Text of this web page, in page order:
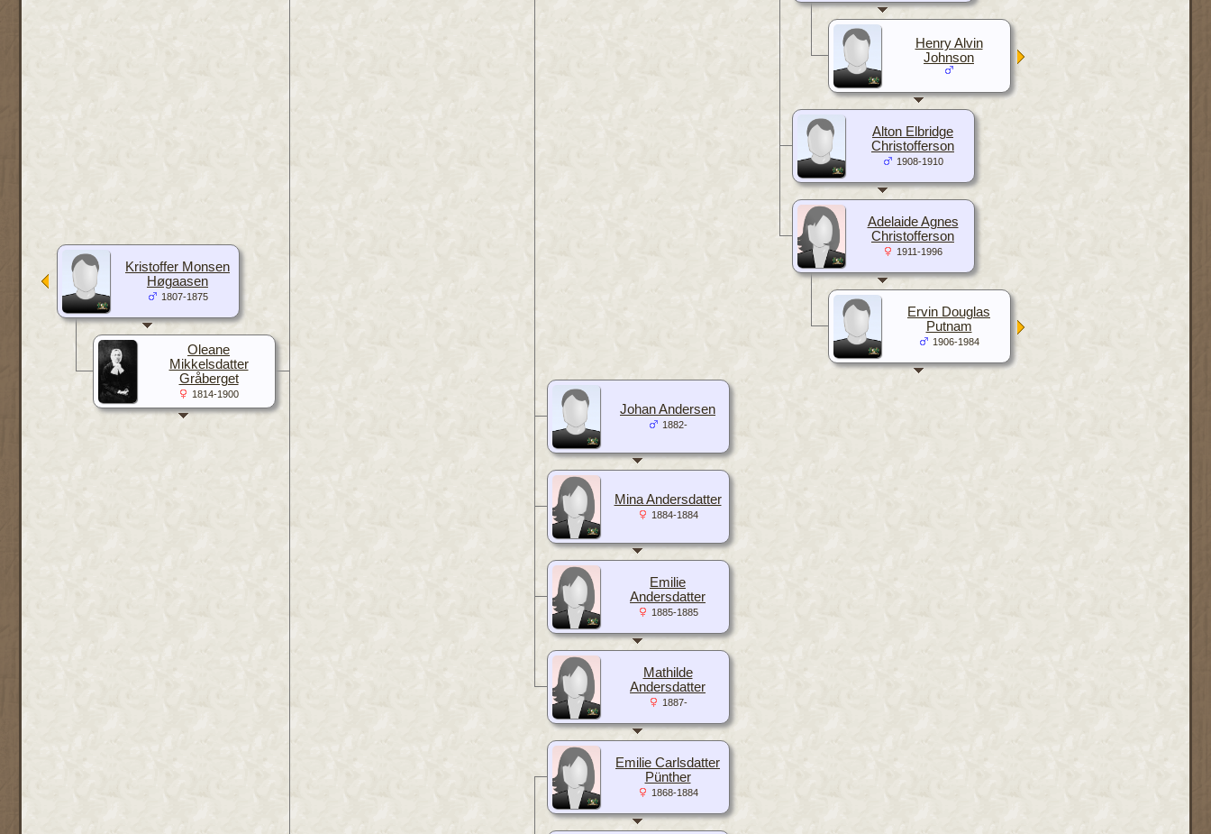
Henry Alvin
Johnson
Alton Elbridge
Christofferson
1908-1910
Adelaide Agnes
Christofferson
1911-1996
Ervin Douglas
Putnam
1906-1984
Johan Andersen
1882-
Mina Andersdatter
1884-1884
Emilie
Andersdatter
1885-1885
Mathilde
Andersdatter
1887-
Emilie Carlsdatter
Pünther
1868-1884
Kristoffer Monsen
Høgaasen
1807-1875
Oleane
Mikkelsdatter
Gråberget
1814-1900